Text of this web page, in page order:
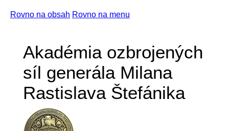
Rovno na obsah Rovno na menu
Akadémia ozbrojených
síl generála Milana
Rastislava Štefánika